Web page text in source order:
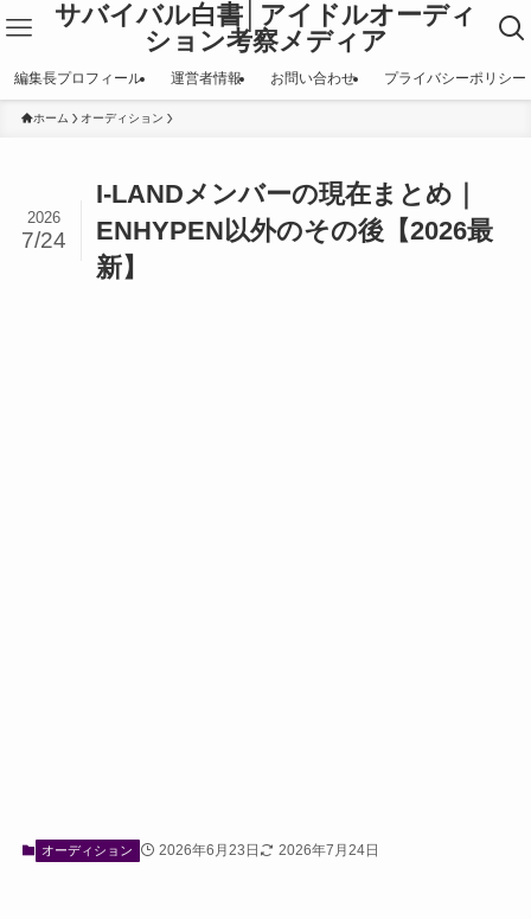
サバイバル白書│アイドルオーディ
ション考察メディア
編集長プロフィール 運営者情報 お問い合わせ プライバシーポリシー
ホーム オーディション
I-LANDメンバーの現在まとめ｜
ENHYPEN以外のその後【2026最
新】
2026
7/24
オーディション 2026年6月23日 2026年7月24日